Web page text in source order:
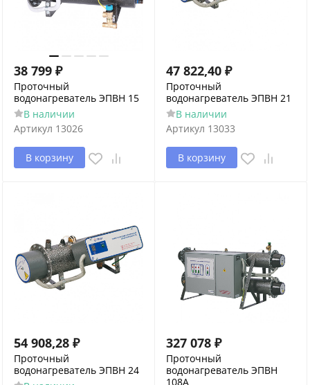
38 799 ₽
Проточный
водонагреватель ЭПВН 15
В наличии
Артикул 13026
В корзину
47 822,40 ₽
Проточный
водонагреватель ЭПВН 21
В наличии
Артикул 13033
В корзину
54 908,28 ₽
Проточный
водонагреватель ЭПВН 24
327 078 ₽
Проточный
водонагреватель ЭПВН
108А